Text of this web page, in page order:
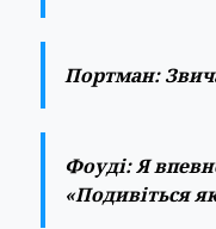
Портман:
Фоуді:Я
«Подивіться